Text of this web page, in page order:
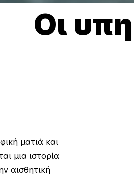
Οι
ματιά και
μια ιστορία
αισθητική